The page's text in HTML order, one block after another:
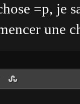
=p, je
une